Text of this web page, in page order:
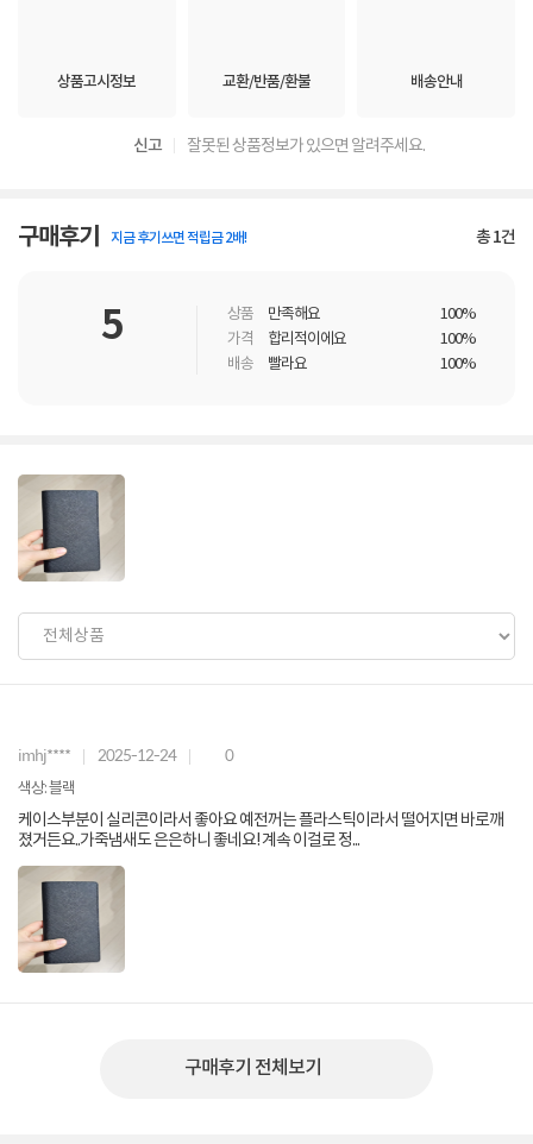
상품고시정보 교환/반품/환불 배송안내
신고 잘못된 상품정보가 있으면 알려주세요.
구매후기 지금 후기쓰면 적립금 2배! 총1건
5 상품 만족해요
100%
가격
합리적이에요
100%
배송
빨라요 100%
imhj**** 2025-12-24 0
색상: 블랙
케이스부분이 실리콘이라서 좋아요 예전꺼는 플라스틱이라서 떨어지면 바로깨
졌거든요..가죽냄새도 은은하니 좋네요! 계속 이걸로 정...
구매후기 전체보기